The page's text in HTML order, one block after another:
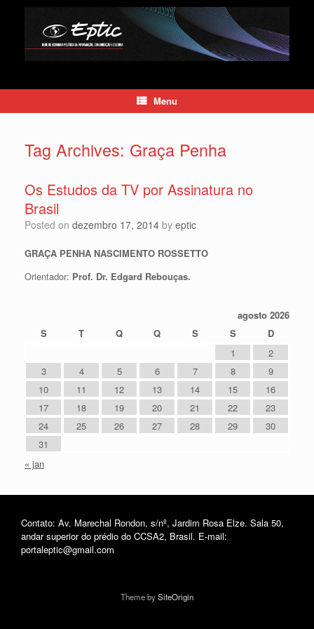
Menu
Tag Archives: Graça Penha
Os Estudos da TV por Assinatura no
Brasil
Posted on dezembro 17, 2014 by eptic
GRAÇA PENHA NASCIMENTO ROSSETTO
Orientador: Prof. Dr. Edgard Rebouças.
agosto 2026
S
T Q Q S S
D
1
2
3
4 5 6 7 8
9
10
11 12 13 14 15
16
17
18 19 20 21 22
23
24
25 26 27 28 29
30
31
« jan
Contato: Av. Marechal Rondon, s/nº, Jardim Rosa Elze. Sala 50,
andar superior do prédio do CCSA2, Brasil. E-mail:
portaleptic@gmail.com
Theme bySiteOrigin